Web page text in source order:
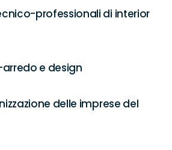
professionali di interior
e design
delle imprese del